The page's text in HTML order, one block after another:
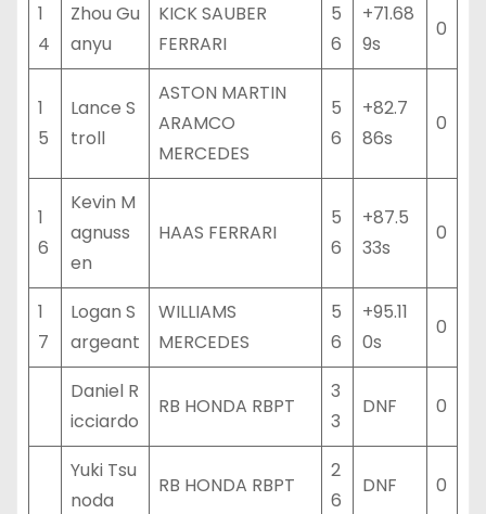
1
4
Zhou Gu
anyu
KICK SAUBER
FERRARI
5
6
+71.68
9s
0
1
5
Lance S
troll
ASTON MARTIN
ARAMCO
MERCEDES
5
6
+82.7
86s
0
1
6
Kevin M
agnuss
en
HAAS FERRARI
5
6
+87.5
33s
0
1
7
Logan S
argeant
WILLIAMS
MERCEDES
5
6
+95.11
0s
0
Daniel R
icciardo
RB HONDA RBPT
3
3
DNF 0
Yuki Tsu
noda
RB HONDA RBPT
2
6
DNF 0